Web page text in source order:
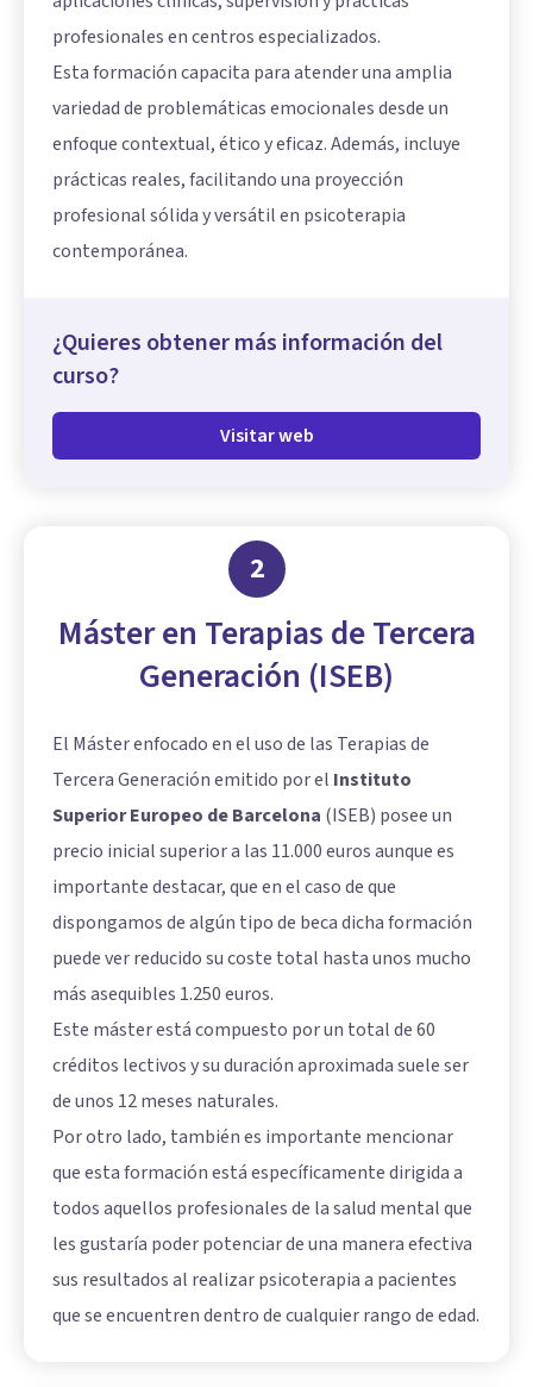
profesionales en centros especializados.
Esta formación capacita para atender una amplia
variedad de problemáticas emocionales desde un
enfoque contextual, ético y eficaz. Además, incluye
prácticas reales, facilitando una proyección
profesional sólida y versátil en psicoterapia
contemporánea.
¿Quieres obtener más información del
curso?
Visitar web
2
Máster en Terapias de Tercera
Generación (ISEB)
El Máster enfocado en el uso de las Terapias de
Tercera Generación emitido por el Instituto
Superior Europeo de Barcelona (ISEB) posee un
precio inicial superior a las 11.000 euros aunque es
importante destacar, que en el caso de que
dispongamos de algún tipo de beca dicha formación
puede ver reducido su coste total hasta unos mucho
más asequibles 1.250 euros.
Este máster está compuesto por un total de 60
créditos lectivos y su duración aproximada suele ser
de unos 12 meses naturales.
Por otro lado, también es importante mencionar
que esta formación está específicamente dirigida a
todos aquellos profesionales de la salud mental que
les gustaría poder potenciar de una manera efectiva
sus resultados al realizar psicoterapia a pacientes
que se encuentren dentro de cualquier rango de edad.